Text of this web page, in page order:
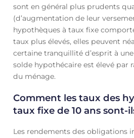
sont en général plus prudents
(d’augmentation de leur
hypothèques à taux fixe
taux plus élevés, elles peuvent
certaine tranquillité d’esprit à
solde hypothécaire est élevé par
du ménage.
Comment les taux des
taux fixe de 10 ans sont-
Les rendements des obligations